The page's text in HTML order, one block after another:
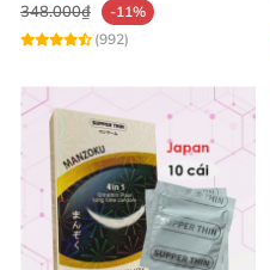
348.000₫
-11%
(992)